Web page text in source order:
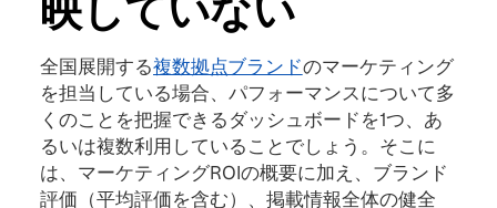
全国展開する複数拠点ブランドのマーケティング
を担当している場合、パフォーマンスについて多
くのことを把握できるダッシュボードを1つ、あ
るいは複数利用していることでしょう。そこに
は、マーケティングROIの概要に加え、ブランド
評価（平均評価を含む）、掲載情報全体の健全